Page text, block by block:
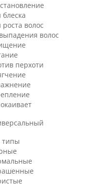
блеска
роста волос
волос
перхоти
типы